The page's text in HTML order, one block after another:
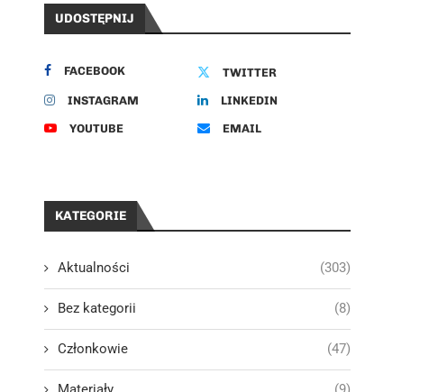
UDOSTĘPNIJ
FACEBOOK TWITTER
INSTAGRAM LINKEDIN
YOUTUBE EMAIL
KATEGORIE
Aktualności (303)
Bez kategorii (8)
Członkowie (47)